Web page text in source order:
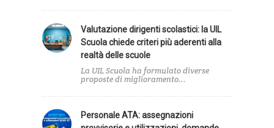
Valutazione dirigenti scolastici: la UIL
Scuola chiede criteri più aderenti alla
realtà delle scuole
La UIL Scuola ha formulato diverse
proposte di miglioramento...
Personale ATA: assegnazioni